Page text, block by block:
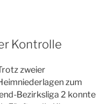
Kontrolle
zweier
zum
Bezirksliga 2 konnte